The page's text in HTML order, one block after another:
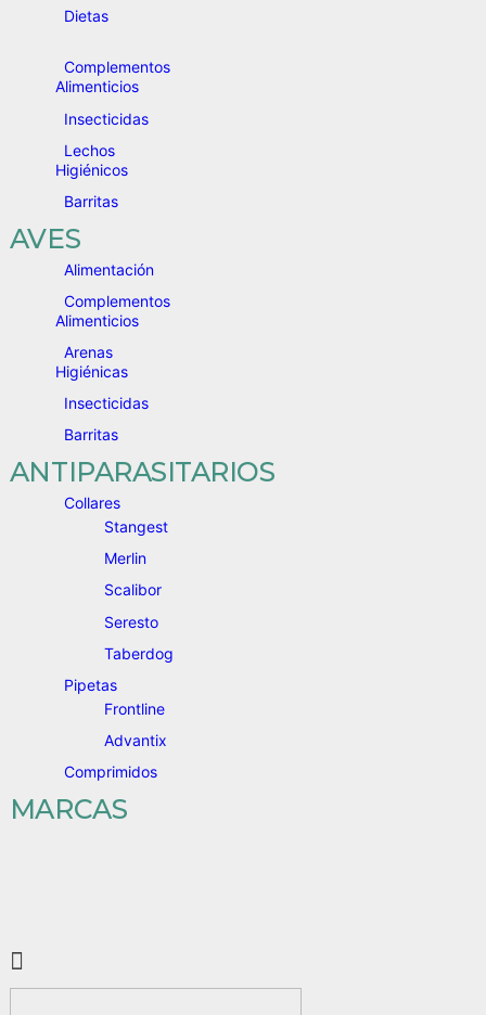
Dietas
Complementos
Alimenticios
Insecticidas
Lechos
Higiénicos
Barritas
AVES
Alimentación
Complementos
Alimenticios
Arenas
Higiénicas
Insecticidas
Barritas
ANTIPARASITARIOS
Collares
Stangest
Merlin
Scalibor
Seresto
Taberdog
Pipetas
Frontline
Advantix
Comprimidos
MARCAS